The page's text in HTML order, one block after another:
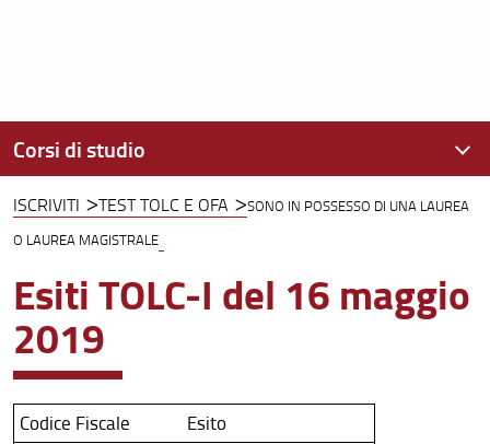
ISCRIVITI TEST TOLC E OFA
SONO IN POSSESSO DI UNA LAUREA
O LAUREA MAGISTRALE
Esiti TOLC-I del 16 maggio
2019
Codice Fiscale
Esito
Corsi di studio
Offerta formativa